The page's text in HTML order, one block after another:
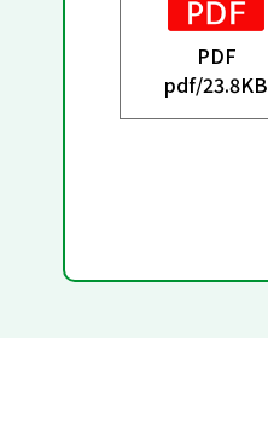
PDF
pdf/23.8KB